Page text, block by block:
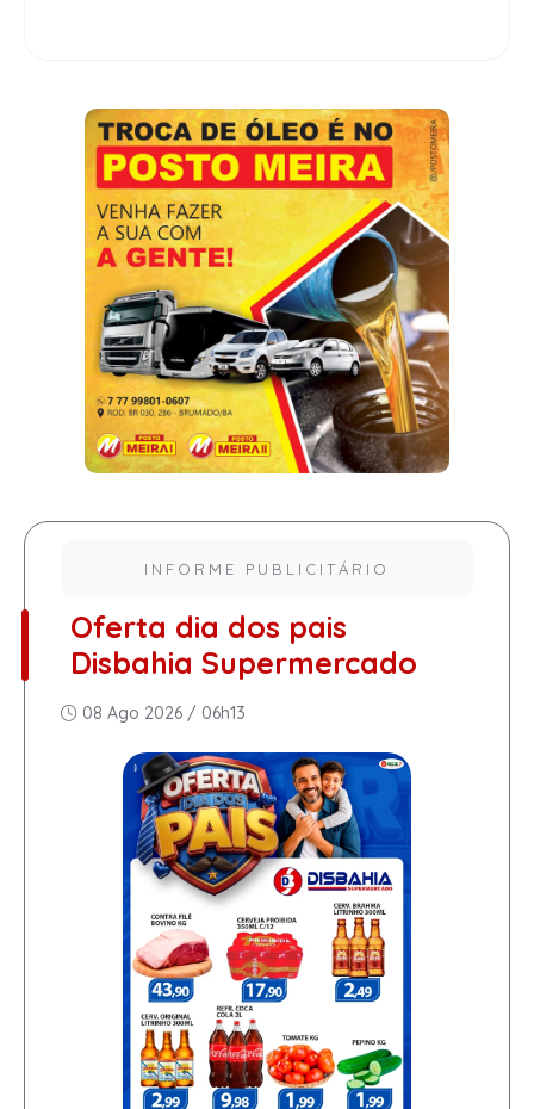
INFORME PUBLICITÁRIO
Oferta dia dos pais
Disbahia Supermercado
08 Ago 2026 / 06h13